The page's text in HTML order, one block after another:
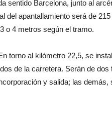
sentido Barcelona, junto al
del apantallamiento será de
o 4 metros según el tramo.
torno al kilómetro 22,5, se
de la carretera. Serán de
y salida; las